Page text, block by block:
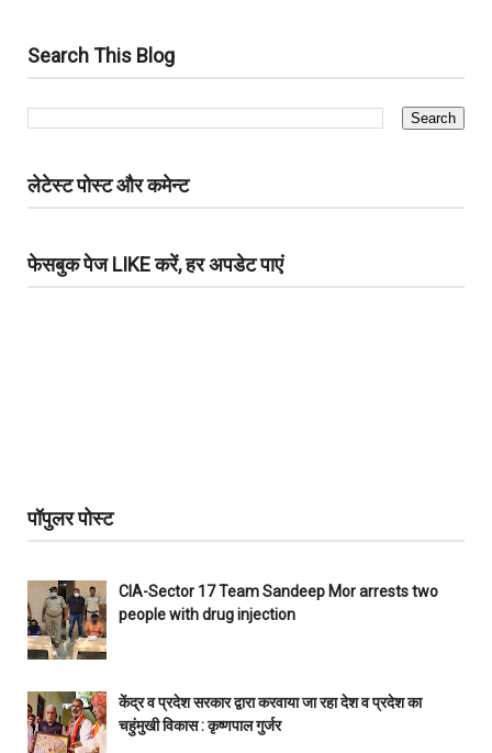
Search This Blog
लेटेस्ट पोस्ट और कमेन्ट
फेसबुक पेज LIKE करें, हर अपडेट पाएं
पॉपुलर पोस्ट
CIA-Sector 17 Team Sandeep Mor arrests two
people with drug injection
केंद्र व प्रदेश सरकार द्वारा करवाया जा रहा देश व प्रदेश का
चहुंमुखी विकास : कृष्णपाल गुर्जर